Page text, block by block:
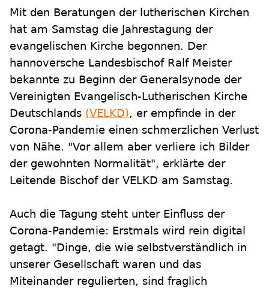
Mit den Beratungen der lutherischen Kirchen
hat am Samstag die Jahrestagung der
evangelischen Kirche begonnen. Der
hannoversche Landesbischof Ralf Meister
bekannte zu Beginn der Generalsynode der
Vereinigten Evangelisch-Lutherischen Kirche
Deutschlands (VELKD), er empfinde in der
Corona-Pandemie einen schmerzlichen Verlust
von Nähe. "Vor allem aber verliere ich Bilder
der gewohnten Normalität", erklärte der
Leitende Bischof der VELKD am Samstag.
Auch die Tagung steht unter Einfluss der
Corona-Pandemie: Erstmals wird rein digital
getagt. "Dinge, die wie selbstverständlich in
unserer Gesellschaft waren und das
Miteinander regulierten, sind fraglich